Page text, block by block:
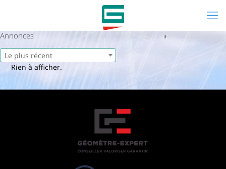
Annonces
Le plus récent
Rien à afficher.